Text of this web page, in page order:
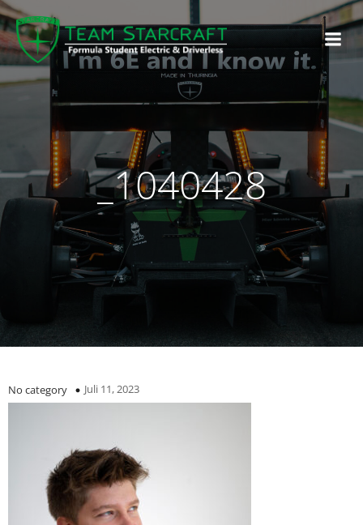
_1040428
No category Juli 11, 2023